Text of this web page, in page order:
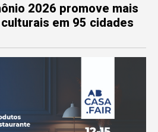
2026 promove mais
em 95 cidades